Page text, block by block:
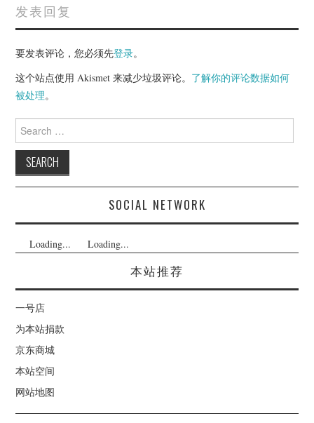
发表回复
要发表评论，您必须先登录。
这个站点使用 Akismet 来减少垃圾评论。 了解你的评论数据如何
被处理。
Search
for:
SOCIAL NETWORK
Loading... Loading...
本站推荐
一号店
为本站捐款
京东商城
本站空间
网站地图